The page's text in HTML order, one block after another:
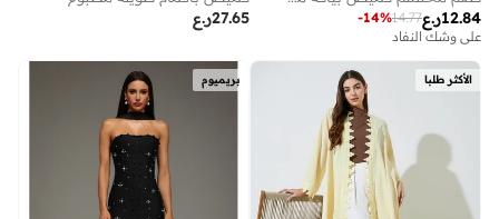
ر.ع12.84
14.77
-14%
على وشك النفاد
ر.ع27.65
الأكثر طلبا بريميوم